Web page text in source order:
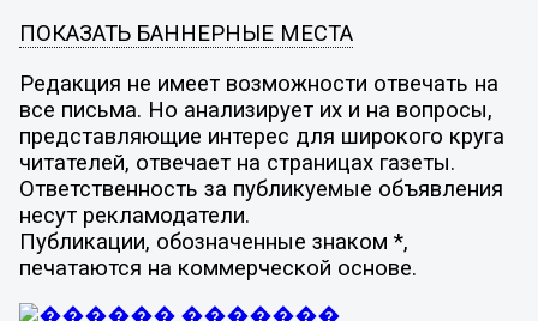
ПОКАЗАТЬ БАННЕРНЫЕ МЕСТА
Редакция не имеет возможности отвечать на
все письма. Но анализирует их и на вопросы,
представляющие интерес для широкого круга
читателей, отвечает на страницах газеты.
Ответственность за публикуемые объявления
несут рекламодатели.
Публикации, обозначенные знаком *,
печатаются на коммерческой основе.